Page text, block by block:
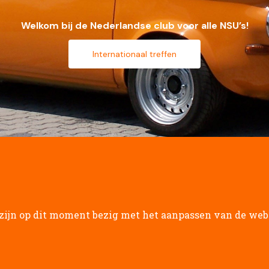
Welkom bij de Nederlandse club voor alle NSU’s!
Internationaal treffen
op dit moment bezig met het aanpassen van de